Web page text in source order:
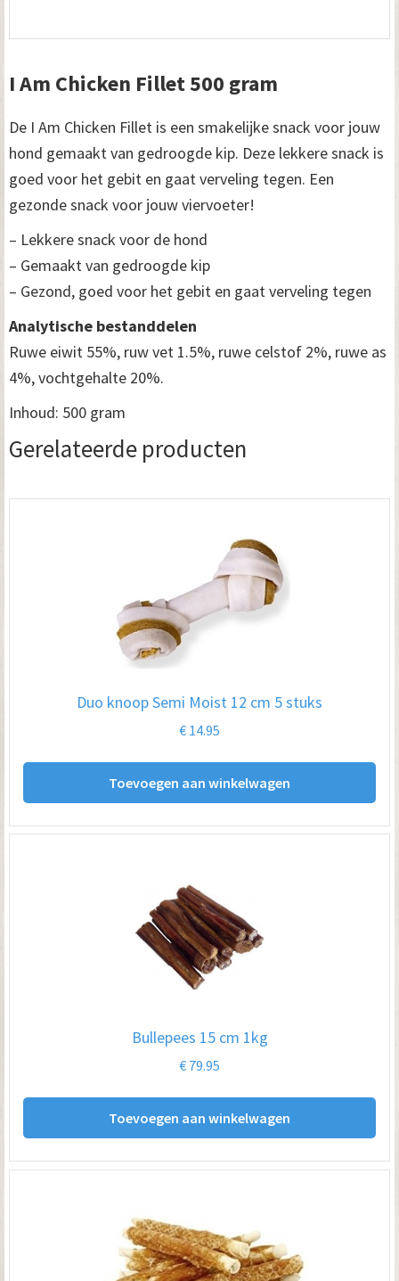
I Am Chicken Fillet 500 gram
De I Am Chicken Fillet is een smakelijke snack voor jouw
hond gemaakt van gedroogde kip. Deze lekkere snack is
goed voor het gebit en gaat verveling tegen. Een
gezonde snack voor jouw viervoeter!
– Lekkere snack voor de hond
– Gemaakt van gedroogde kip
– Gezond, goed voor het gebit en gaat verveling tegen
Analytische bestanddelen
Ruwe eiwit 55%, ruw vet 1.5%, ruwe celstof 2%, ruwe as
4%, vochtgehalte 20%.
Inhoud: 500 gram
Gerelateerde producten
Duo knoop Semi Moist 12 cm 5 stuks
€ 14.95
Toevoegen aan winkelwagen
Bullepees 15 cm 1kg
€ 79.95
Toevoegen aan winkelwagen